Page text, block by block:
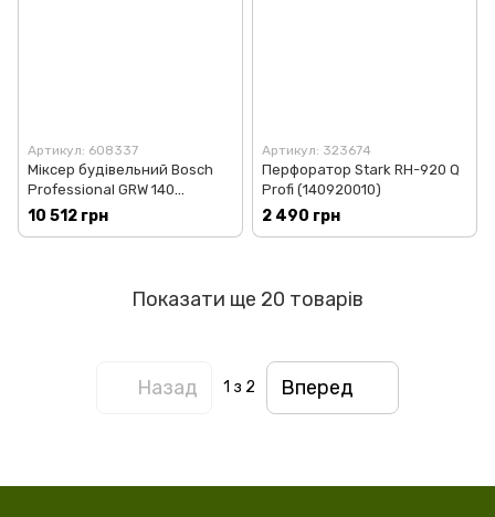
Артикул: 608337
Міксер будівельний Bosch
Professional GRW 140
(0.601.1C4.020)
10 512 грн
Артикул: 323674
Перфоратор Stark RH-920 Q
Profi (140920010)
2 490 грн
Показати ще 20 товарів
Назад 1 з 2 Вперед